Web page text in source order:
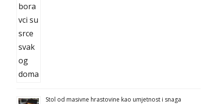
Stol od masivne hrastovine kao umjetnost i snaga